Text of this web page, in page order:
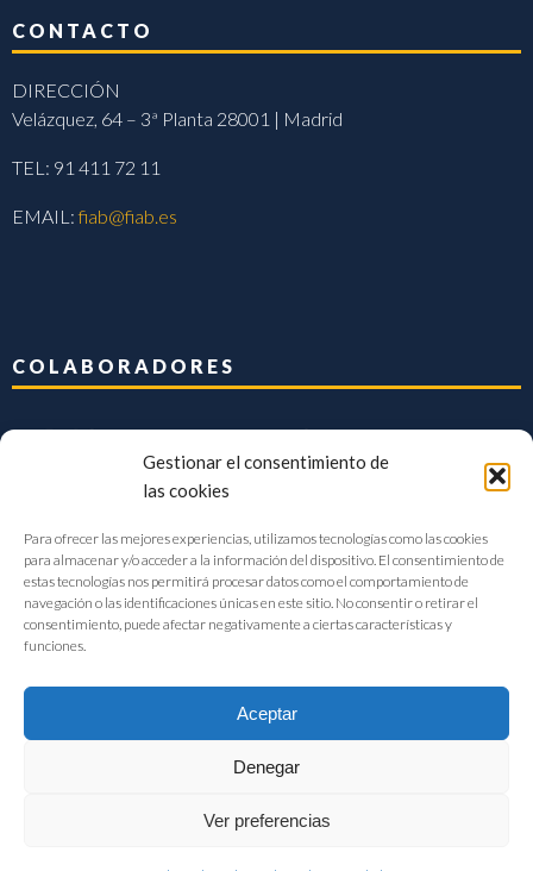
Gestionar el consentimiento de
las cookies
Para ofrecer las mejores experiencias, utilizamos tecnologías como las cookies
para almacenar y/o acceder a la información del dispositivo. El consentimiento de
estas tecnologías nos permitirá procesar datos como el comportamiento de
navegación o las identificaciones únicas en este sitio. No consentir o retirar el
consentimiento, puede afectar negativamente a ciertas características y
funciones.
Aceptar
Denegar
Ver preferencias
CONTACTO
DIRECCIÓN
Velázquez, 64 – 3ª Planta 28001 | Madrid
TEL: 91 411 72 11
EMAIL:fiab@fiab.es
COLABORADORES
FIAB Federación Española de Industrias de la Alimentación y Bebidas